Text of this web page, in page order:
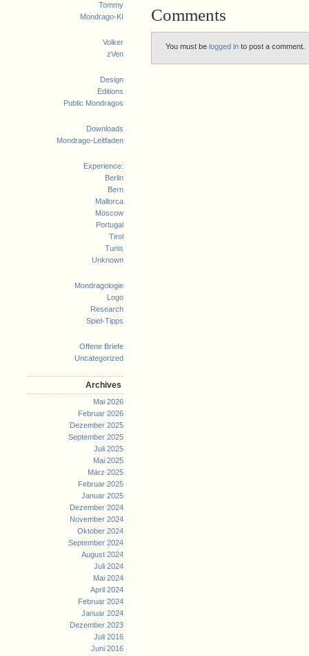
Tommy
Mondrago-KI
Volker
zVen
Design
Editions
Public Mondragos
Downloads
Mondrago-Leitfaden
Experience:
Berlin
Bern
Mallorca
Moscow
Portugal
Tirol
Tunis
Unknown
Mondragologie
Logo
Research
Spiel-Tipps
Offene Briefe
Uncategorized
Archives
Mai 2026
Februar 2026
Dezember 2025
September 2025
Juli 2025
Mai 2025
März 2025
Februar 2025
Januar 2025
Dezember 2024
November 2024
Oktober 2024
September 2024
August 2024
Juli 2024
Mai 2024
April 2024
Februar 2024
Januar 2024
Dezember 2023
Juli 2016
Juni 2016
Comments
You must be logged in to post a comment.